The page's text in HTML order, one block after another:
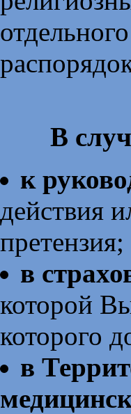
В
к
действия
претензия;
в
которой
которого
в